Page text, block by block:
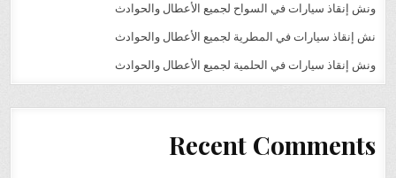
ونش إنقاذ سيارات في السواح لجميع الأعطال والحوادث
نش إنقاذ سيارات في المطرية لجميع الأعطال والحوادث
ونش إنقاذ سيارات في الحلمية لجميع الأعطال والحوادث
Recent Comments